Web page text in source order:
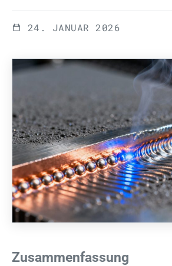
24. JANUAR 2026
Zusammenfassung